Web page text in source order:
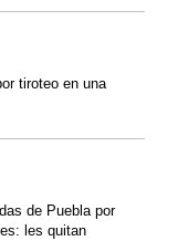
tiroteo en una
de Puebla por
les quitan